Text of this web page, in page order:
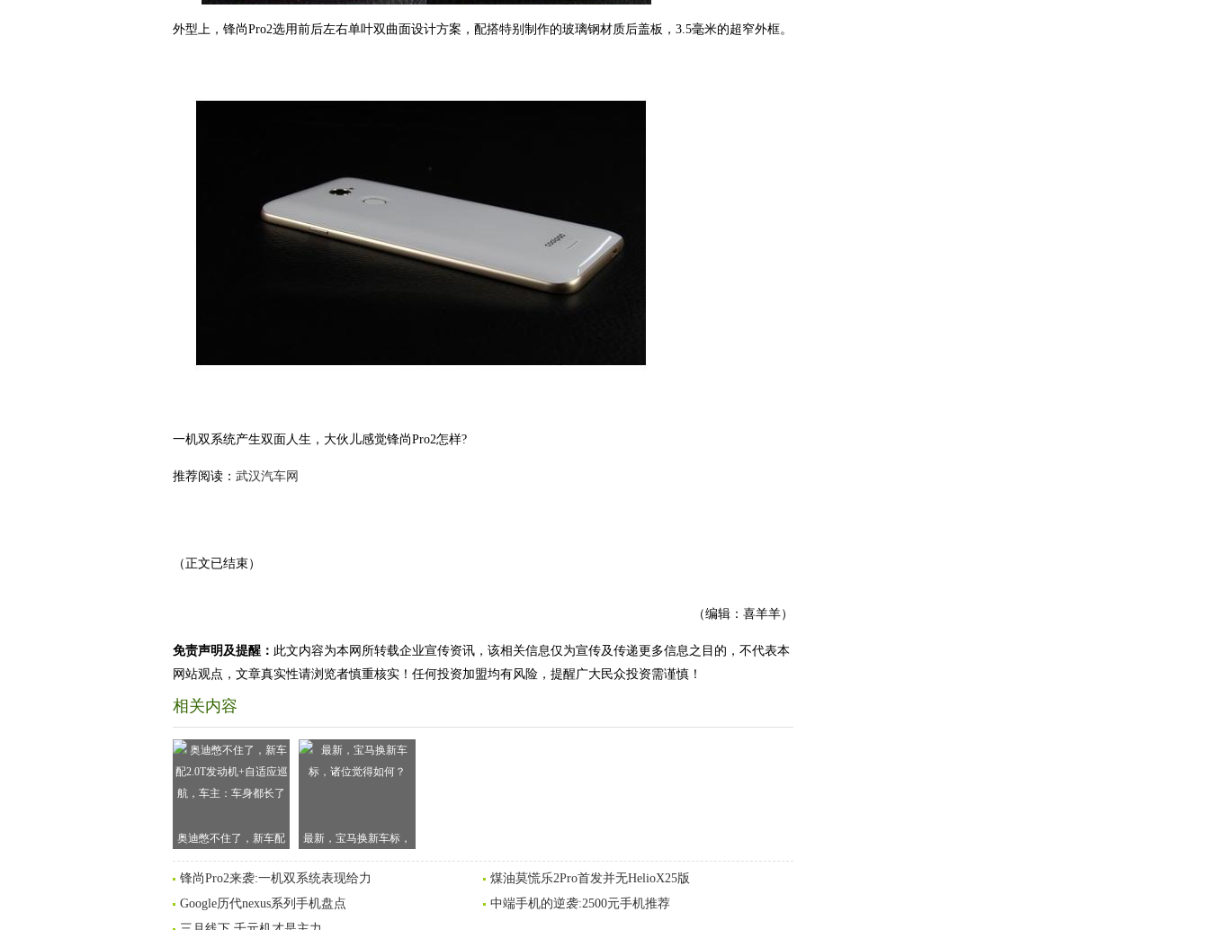
外型上，锋尚Pro2选用前后左右单叶双曲面设计方案，配搭特别制作的玻璃钢材质后盖板，3.5毫米的超窄外框。
一机双系统产生双面人生，大伙儿感觉锋尚Pro2怎样?
推荐阅读： 武汉汽车网
（正文已结束）
（编辑：喜羊羊）
免责声明及提醒： 此文内容为本网所转载企业宣传资讯，该相关信息仅为宣传及传递更多信息之目的，不代表本
网站观点，文章真实性请浏览者慎重核实！任何投资加盟均有风险，提醒广大民众投资需谨慎！
相关内容
奥迪憋不住了，新车配
2.0T发动机+自适应巡
航，车主：车身都长了
最新，宝马换新车标，
诸位觉得如何？
锋尚Pro2来袭:一机双系统表现给力
煤油莫慌乐2Pro首发并无HelioX25版
Google历代nexus系列手机盘点
中端手机的逆袭:2500元手机推荐